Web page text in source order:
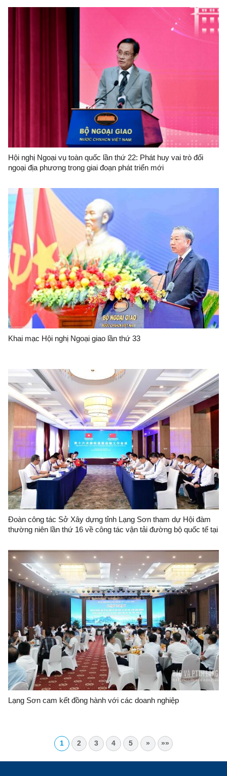
Hội nghị Ngoại vụ toàn quốc lần thứ 22: Phát huy vai trò đối
ngoại địa phương trong giai đoạn phát triển mới
Khai mạc Hội nghị Ngoại giao lần thứ 33
Đoàn công tác Sở Xây dựng tỉnh Lạng Sơn tham dự Hội đàm
thường niên lần thứ 16 về công tác vận tải đường bộ quốc tế tại
Lạng Sơn cam kết đồng hành với các doanh nghiệp
1 2 3 4 5 » »»